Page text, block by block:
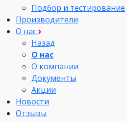
Подбор и тестирование
Производители
О нас
Назад
О нас
О компании
Документы
Акции
Новости
Отзывы